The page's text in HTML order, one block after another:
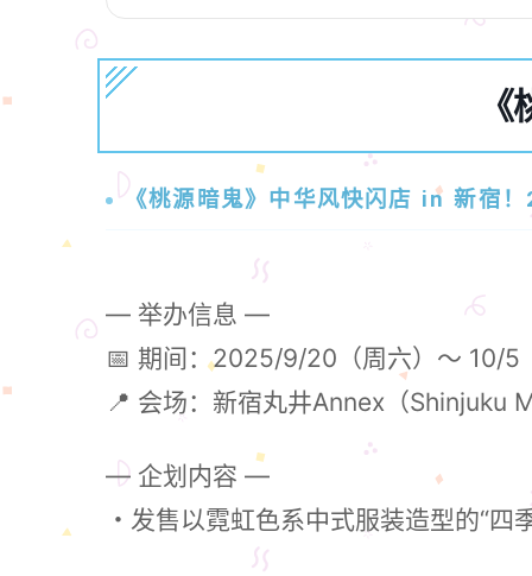
《桃源暗鬼》中华风快闪店 in 新宿
— 举办信息 —
📅 期间：2025/9/20（周六）～ 10/5
📍 会场：新宿丸井Annex（Shinjuku
— 企划内容 —
・发售以霓虹色系中式服装造型的“